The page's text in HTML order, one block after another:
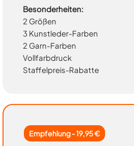
Besonderheiten:
2 Größen
3 Kunstleder-Farben
2 Garn-Farben
Vollfarbdruck
Staffelpreis-Rabatte
Empfehlung - 19,95 €